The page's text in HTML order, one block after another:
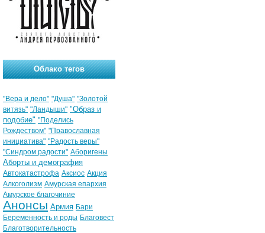
Облако тегов
"Вера и дело" "Душа" "Золотой
витязь" "Ландыши" "Образ и
подобие" "Поделись
Рождеством" "Православная
инициатива" "Радость веры"
"Синдром радости" Аборигены
Аборты и демография
Автокатастрофа Аксиос Акция
Алкоголизм Амурская епархия
Амурское благочиние
Анонсы Армия Бари
Беременность и роды Благовест
Благотворительность